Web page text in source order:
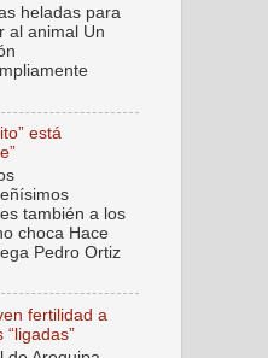
heladas para
al animal Un
está
también a los
choca Hace
Pedro Ortiz
fertilidad a
“ligadas”